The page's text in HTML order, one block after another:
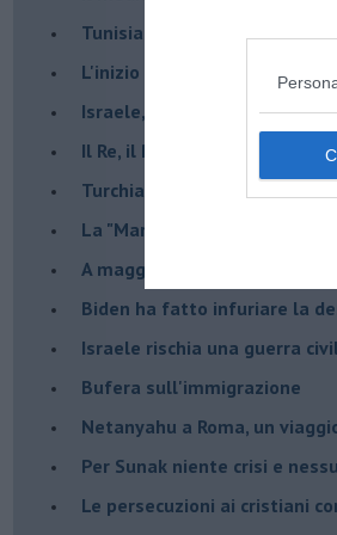
Tunisia rischiosa e strategica
L'inizio del “secolo della
Israele, deciderà il borsone
Il Re, il Primo Ministro, il
Turchia al voto, Erdogan in
La "Marcia dei vivi" per non
A maggio le urne
Biden ha fatto infuriare la
Israele rischia una guerra
Bufera sull'immigrazione
Netanyahu a Roma, un
Per Sunak niente crisi e
Le persecuzioni ai cristiani